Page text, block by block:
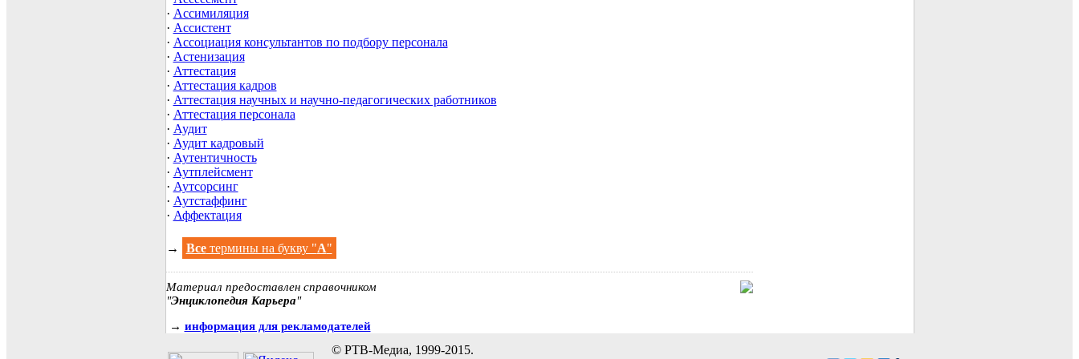
· Ассимиляция
· Ассистент
· Ассоциация консультантов по подбору персонала
· Астенизация
· Аттестация
· Аттестация кадров
· Аттестация научных и научно-педагогических работников
· Аттестация персонала
· Аудит
· Аудит кадровый
· Аутентичность
· Аутплейсмент
· Аутсорсинг
· Аутстаффинг
· Аффектация
→ Всетермины на букву "А"
Материал предоставлен справочником
"Энциклопедия Карьера"
→ информация для рекламодателей
© РТВ-Медиа, 1999-2015.